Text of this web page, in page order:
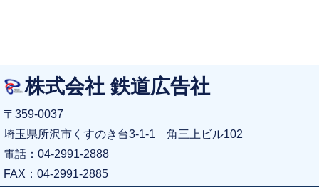
株式会社 鉄道広告社
〒359-0037
埼玉県所沢市くすのき台3-1-1 角三上ビル102
電話：04-2991-2888
FAX：04-2991-2885